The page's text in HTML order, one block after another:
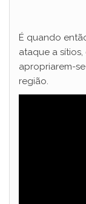
É quando
ataque a
apropriarem-
região.